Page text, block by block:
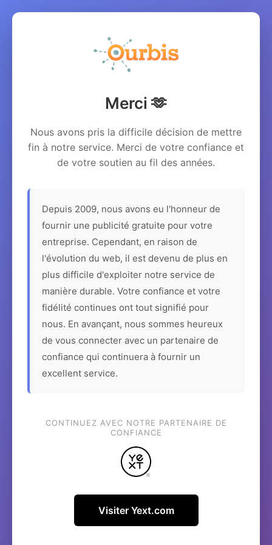
Merci 🫶
Nous avons pris la difficile décision de mettre
fin à notre service. Merci de votre confiance et
de votre soutien au fil des années.
Depuis 2009, nous avons eu l'honneur de
fournir une publicité gratuite pour votre
entreprise. Cependant, en raison de
l'évolution du web, il est devenu de plus en
plus difficile d'exploiter notre service de
manière durable. Votre confiance et votre
fidélité continues ont tout signifié pour
nous. En avançant, nous sommes heureux
de vous connecter avec un partenaire de
confiance qui continuera à fournir un
excellent service.
CONTINUEZ AVEC NOTRE PARTENAIRE DE
CONFIANCE
Visiter Yext.com